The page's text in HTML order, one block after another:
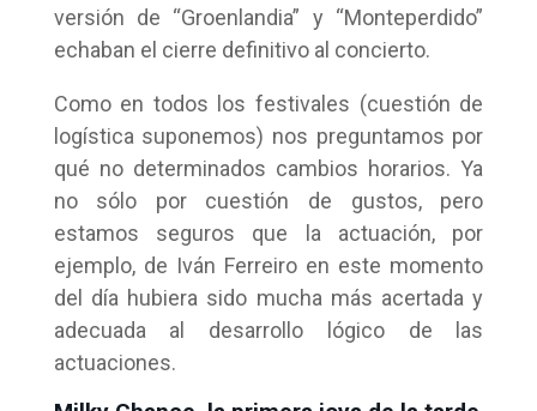
versión de “Groenlandia” y “Monteperdido”
echaban el cierre definitivo al concierto.
Como en todos los festivales (cuestión de
logística suponemos) nos preguntamos por
qué no determinados cambios horarios. Ya
no sólo por cuestión de gustos, pero
estamos seguros que la actuación, por
ejemplo, de Iván Ferreiro en este momento
del día hubiera sido mucha más acertada y
adecuada al desarrollo lógico de las
actuaciones.